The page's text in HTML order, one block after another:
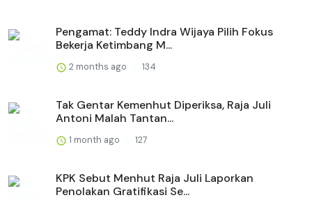
Pengamat: Teddy Indra Wijaya Pilih Fokus
Bekerja Ketimbang M...
2 months ago 134
Tak Gentar Kemenhut Diperiksa, Raja Juli
Antoni Malah Tantan...
1 month ago 127
KPK Sebut Menhut Raja Juli Laporkan
Penolakan Gratifikasi Se...